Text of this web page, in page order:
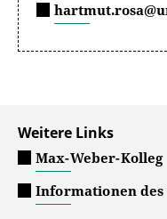
Weitere Links
Max-Weber-Kolleg
Informationen des